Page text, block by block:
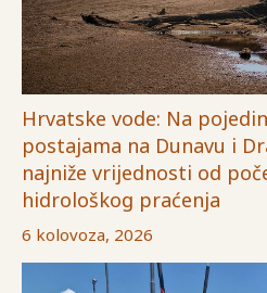
Hrvatske vode: Na
postajama na Dunavu i
najniže vrijednosti od
hidrološkog praćenja
6 kolovoza, 2026